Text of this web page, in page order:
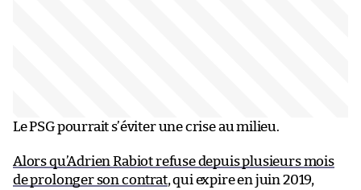
Le PSG pourrait s’éviter une crise au milieu.
Alors qu’Adrien Rabiot refuse depuis plusieurs mois
de prolonger son contrat, qui expire en juin 2019,